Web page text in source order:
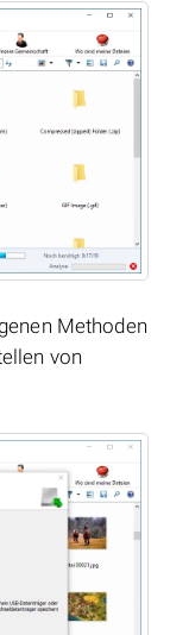
Methoden
von